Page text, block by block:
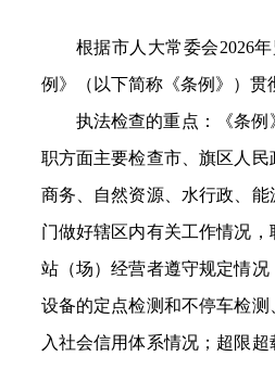
根据市人大常委会2026
例》（以下简称《条例》）贯
执法检查的重点：《条
职方面主要检查市、旗区人民
商务、自然资源、水行政、
门做好辖区内有关工作情况 ，
站（场）经营者遵守规定情况
设备的定点检测和不停车检
入社会信用体系情况 ； 超限超